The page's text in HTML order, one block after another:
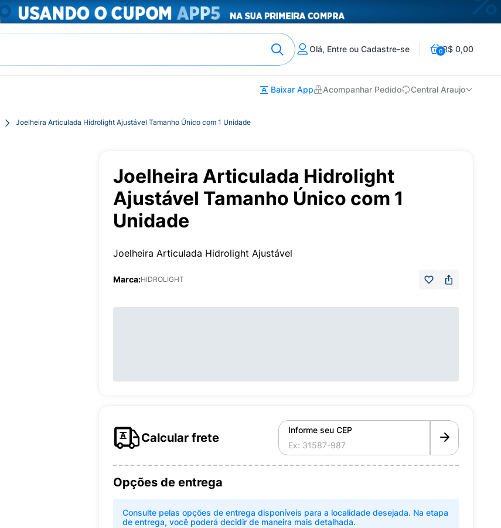
Olá, Entre ou Cadastre-se 0R$ 0,00
Baixar App Acompanhar Pedido Central Araujo
Joelheira Articulada Hidrolight Ajustável Tamanho Único com 1 Unidade
Joelheira Articulada Hidrolight
Ajustável Tamanho Único com 1
Unidade
Joelheira Articulada Hidrolight Ajustável
Marca:HIDROLIGHT
Calcular frete
Informe seu CEP
Opções de entrega
Consulte pelas opções de entrega disponíveis para a localidade desejada. Na etapa
de entrega, você poderá decidir de maneira mais detalhada.